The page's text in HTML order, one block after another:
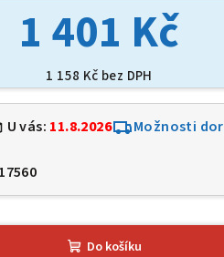
1 401 Kč
1 158 Kč bez DPH
U vás: 11.8.2026 Možnosti
Do košíku